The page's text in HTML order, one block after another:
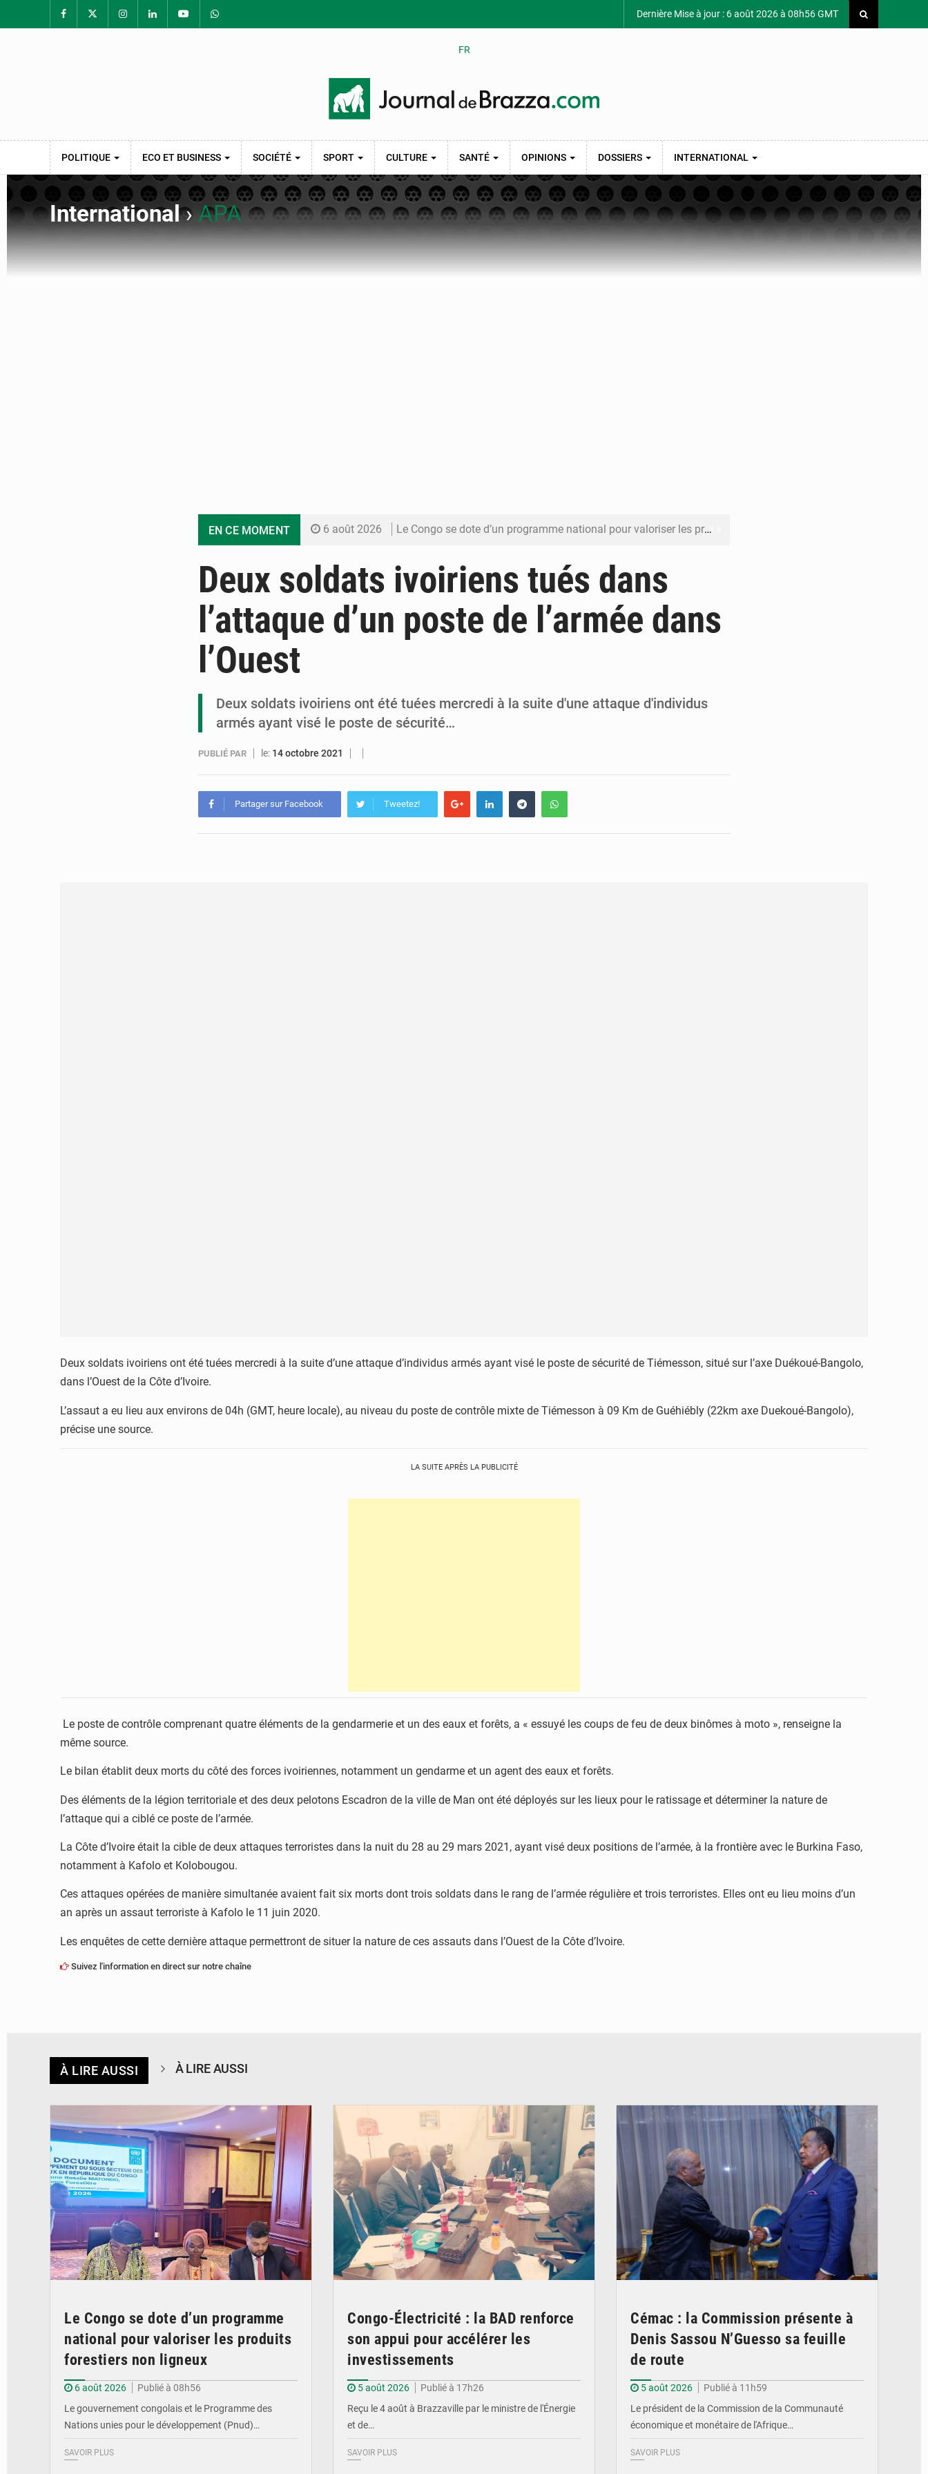
Dernière Mise à jour : 6 août 2026 à 08h56 GMT
FR
POLITIQUE ECO ET BUSINESS SOCIÉTÉ SPORT CULTURE SANTÉ OPINIONS DOSSIERS INTERNATIONAL
International›APA
EN CE MOMENT 6 août 2026 Le Congo se dote d’un programme national pour valoriser les produits forestiers non ligneux
5 août 2026 Cémac : la Commission présente à Denis Sassou N’Guesso sa feuille de route
5 août 2026 Assassinat de l’entrepreneur sportif Vally Amisi : le principal suspect arrêté à Brazzaville
Deux soldats ivoiriens tués dans
l’attaque d’un poste de l’armée dans
l’Ouest
Deux soldats ivoiriens ont été tuées mercredi à la suite d'une attaque d'individus
armés ayant visé le poste de sécurité…
PUBLIÉ PAR le: 14 octobre 2021
Partager sur Facebook Tweetez!
Deux soldats ivoiriens ont été tuées mercredi à la suite d’une attaque d’individus armés ayant visé le poste de sécurité de Tiémesson, situé sur l’axe Duékoué-Bangolo,
dans l’Ouest de la Côte d’Ivoire.
L’assaut a eu lieu aux environs de 04h (GMT, heure locale), au niveau du poste de contrôle mixte de Tiémesson à 09 Km de Guéhiébly (22km axe Duekoué-Bangolo),
précise une source.
LA SUITE APRÈS LA PUBLICITÉ
Le poste de contrôle comprenant quatre éléments de la gendarmerie et un des eaux et forêts, a « essuyé les coups de feu de deux binômes à moto », renseigne la
même source.
Le bilan établit deux morts du côté des forces ivoiriennes, notamment un gendarme et un agent des eaux et forêts.
Des éléments de la légion territoriale et des deux pelotons Escadron de la ville de Man ont été déployés sur les lieux pour le ratissage et déterminer la nature de
l’attaque qui a ciblé ce poste de l’armée.
La Côte d’Ivoire était la cible de deux attaques terroristes dans la nuit du 28 au 29 mars 2021, ayant visé deux positions de l’armée, à la frontière avec le Burkina Faso,
notamment à Kafolo et Kolobougou.
Ces attaques opérées de manière simultanée avaient fait six morts dont trois soldats dans le rang de l’armée régulière et trois terroristes. Elles ont eu lieu moins d’un
an après un assaut terroriste à Kafolo le 11 juin 2020.
Les enquêtes de cette dernière attaque permettront de situer la nature de ces assauts dans l’Ouest de la Côte d’Ivoire.
Suivez l'information en direct sur notre chaîne
À LIRE AUSSI À LIRE AUSSI
Le Congo se dote d’un programme
national pour valoriser les produits
forestiers non ligneux
6 août 2026
Publié à 08h56
Le gouvernement congolais et le Programme des
Nations unies pour le développement (Pnud)…
SAVOIR PLUS
Congo-Électricité : la BAD renforce
son appui pour accélérer les
investissements
5 août 2026
Publié à 17h26
Reçu le 4 août à Brazzaville par le ministre de l'Énergie
et de…
SAVOIR PLUS
Cémac : la Commission présente à
Denis Sassou N’Guesso sa feuille
de route
5 août 2026
Publié à 11h59
Le président de la Commission de la Communauté
économique et monétaire de l'Afrique…
SAVOIR PLUS